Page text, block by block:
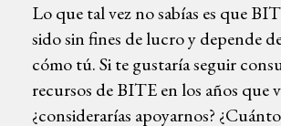
Lo que tal vez no sabías es que
sido sin fines de lucro y depende
cómo tú. Si te gustaría seguir
recursos de BITE en los años que
¿considerarías apoyarnos?